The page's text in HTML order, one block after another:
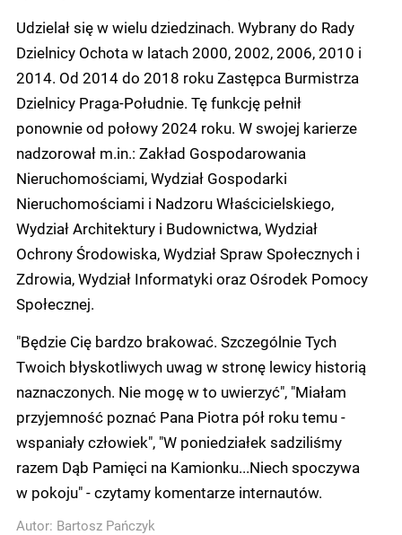
Udzielał się w wielu dziedzinach. Wybrany do Rady
Dzielnicy Ochota w latach 2000, 2002, 2006, 2010 i
2014. Od 2014 do 2018 roku Zastępca Burmistrza
Dzielnicy Praga-Południe. Tę funkcję pełnił
ponownie od połowy 2024 roku. W swojej karierze
nadzorował m.in.: Zakład Gospodarowania
Nieruchomościami, Wydział Gospodarki
Nieruchomościami i Nadzoru Właścicielskiego,
Wydział Architektury i Budownictwa, Wydział
Ochrony Środowiska, Wydział Spraw Społecznych i
Zdrowia, Wydział Informatyki oraz Ośrodek Pomocy
Społecznej.
"Będzie Cię bardzo brakować. Szczególnie Tych
Twoich błyskotliwych uwag w stronę lewicy historią
naznaczonych. Nie mogę w to uwierzyć", "Miałam
przyjemność poznać Pana Piotra pół roku temu -
wspaniały człowiek", "W poniedziałek sadziliśmy
razem Dąb Pamięci na Kamionku...Niech spoczywa
w pokoju" - czytamy komentarze internautów.
Autor: Bartosz Pańczyk